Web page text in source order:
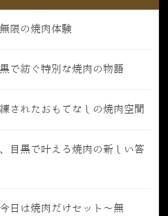
限の焼肉体験
で紡ぐ特別な焼肉の物語
されたおもてなしの焼肉空間
目黒で叶える焼肉の新しい答
日は焼肉だけセット〜無